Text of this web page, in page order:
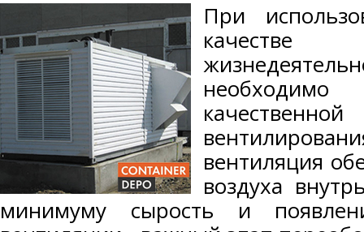
При
качестве
вентиляция
воздуха
минимуму сырость и